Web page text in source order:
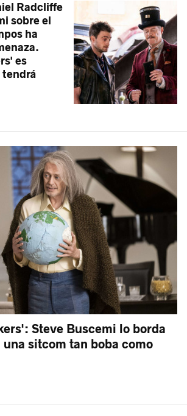
Radcliffe
sobre el
ha
es
tendrá
Steve Buscemi lo borda
una sitcom tan boba como